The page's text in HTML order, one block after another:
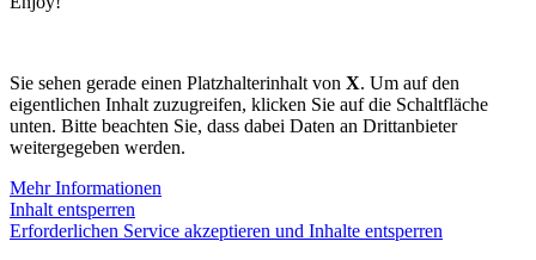
Sie sehen gerade einen Platzhalterinhalt von X. Um auf den
eigentlichen Inhalt zuzugreifen, klicken Sie auf die Schaltfläche
unten. Bitte beachten Sie, dass dabei Daten an Drittanbieter
weitergegeben werden.
Mehr Informationen
Inhalt entsperren
Erforderlichen Service akzeptieren und Inhalte entsperren